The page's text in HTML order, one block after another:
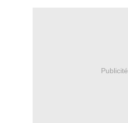
Publicité